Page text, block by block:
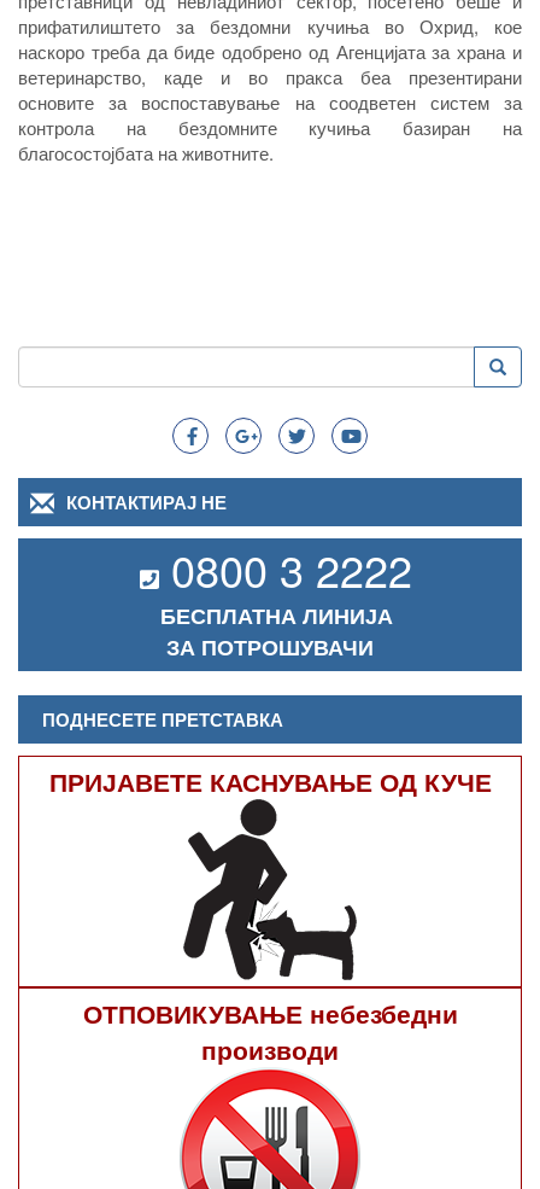
прифатилиштето за бездомни кучиња во Охрид, кое
наскоро треба да биде одобрено од Агенцијата за храна и
ветеринарство, каде и во пракса беа презентирани
основите за воспоставување на соодветен систем за
контрола на бездомните кучиња базиран на
благосостојбата на животните.
Search
Пребарување
КОНТАКТИРАЈ НЕ
0800 3 2222
БЕСПЛАТНА ЛИНИЈА
ЗА ПОТРОШУВАЧИ
ПОДНЕСЕТЕ ПРЕТСТАВКА
ПРИЈАВЕТЕ КАСНУВАЊЕ ОД КУЧЕ
ОТПОВИКУВАЊЕ небезбедни
производи